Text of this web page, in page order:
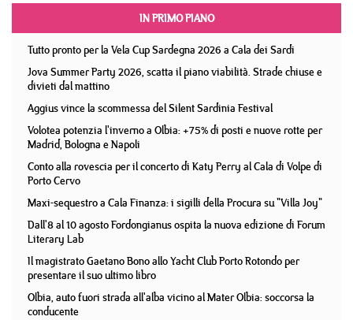
IN PRIMO PIANO
Tutto pronto per la Vela Cup Sardegna 2026 a Cala dei Sardi
Jova Summer Party 2026, scatta il piano viabilità. Strade chiuse e
divieti dal mattino
Aggius vince la scommessa del Silent Sardinia Festival
Volotea potenzia l'inverno a Olbia: +75% di posti e nuove rotte per
Madrid, Bologna e Napoli
Conto alla rovescia per il concerto di Katy Perry al Cala di Volpe di
Porto Cervo
Maxi-sequestro a Cala Finanza: i sigilli della Procura su "Villa Joy"
Dall'8 al 10 agosto Fordongianus ospita la nuova edizione di Forum
Literary Lab
Il magistrato Gaetano Bono allo Yacht Club Porto Rotondo per
presentare il suo ultimo libro
Olbia, auto fuori strada all'alba vicino al Mater Olbia: soccorsa la
conducente